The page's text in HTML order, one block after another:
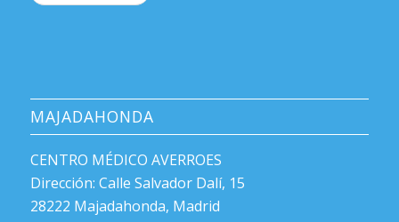
MAJADAHONDA
CENTRO MÉDICO AVERROES
Dirección: Calle Salvador Dalí, 15
28222 Majadahonda, Madrid